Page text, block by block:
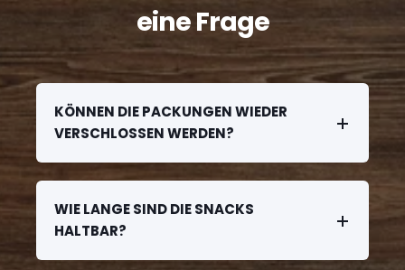
eine Frage
KÖNNEN DIE PACKUNGEN WIEDER
VERSCHLOSSEN WERDEN?
WIE LANGE SIND DIE SNACKS
HALTBAR?